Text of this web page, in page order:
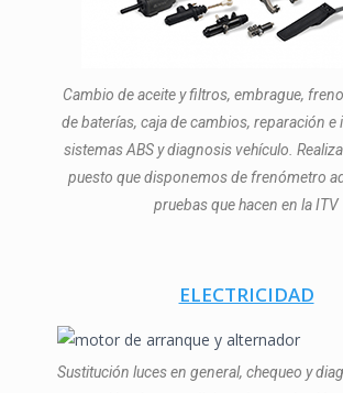
Cambio de aceite y filtros, embrague,
de baterías, caja de cambios, reparación e
sistemas ABS y diagnosis vehículo.
puesto que disponemos de frenómetro
pruebas que hacen en la ITV
ELECTRICIDAD
Sustitución luces en general, chequeo y